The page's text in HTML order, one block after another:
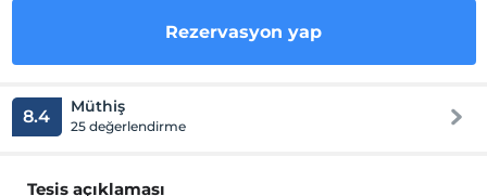
Rezervasyon yap
8.4 Müthiş
25 değerlendirme
Tesis açıklaması